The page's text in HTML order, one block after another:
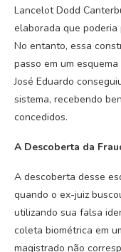
Lancelot Dodd
elaborada que poderia
No entanto, essa
passo em um
José Eduardo
sistema, recebendo
concedidos.
A Descoberta da
A descoberta desse
quando o ex-juiz
utilizando sua falsa
coleta biométrica em
magistrado não